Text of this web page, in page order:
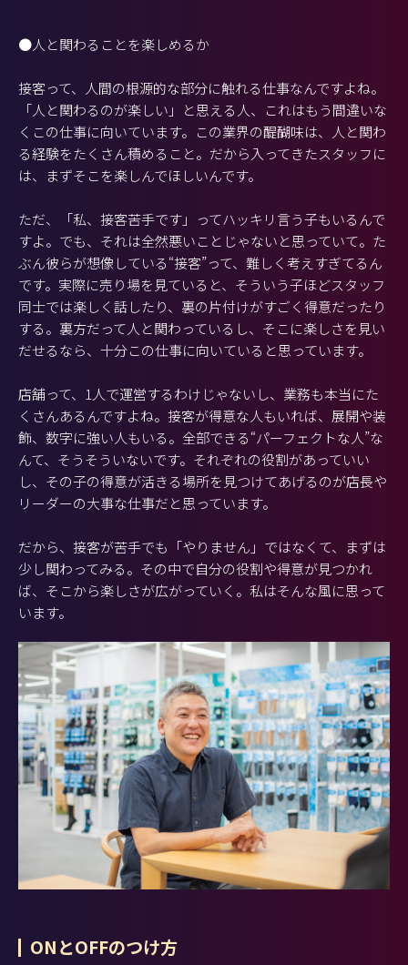
●人と関わることを楽しめるか
接客って、人間の根源的な部分に触れる仕事なんですよね。
「人と関わるのが楽しい」と思える人、これはもう間違いな
くこの仕事に向いています。この業界の醍醐味は、人と関わ
る経験をたくさん積めること。だから入ってきたスタッフに
は、まずそこを楽しんでほしいんです。
ただ、「私、接客苦手です」ってハッキリ言う子もいるんで
すよ。でも、それは全然悪いことじゃないと思っていて。た
ぶん彼らが想像している“接客”って、難しく考えすぎてるん
です。実際に売り場を見ていると、そういう子ほどスタッフ
同士では楽しく話したり、裏の片付けがすごく得意だったり
する。裏方だって人と関わっているし、そこに楽しさを見い
だせるなら、十分この仕事に向いていると思っています。
店舗って、1人で運営するわけじゃないし、業務も本当にた
くさんあるんですよね。接客が得意な人もいれば、展開や装
飾、数字に強い人もいる。全部できる“パーフェクトな人”な
んて、そうそういないです。それぞれの役割があっていい
し、その子の得意が活きる場所を見つけてあげるのが店長や
リーダーの大事な仕事だと思っています。
だから、接客が苦手でも「やりません」ではなくて、まずは
少し関わってみる。その中で自分の役割や得意が見つかれ
ば、そこから楽しさが広がっていく。私はそんな風に思って
います。
ONとOFFのつけ方